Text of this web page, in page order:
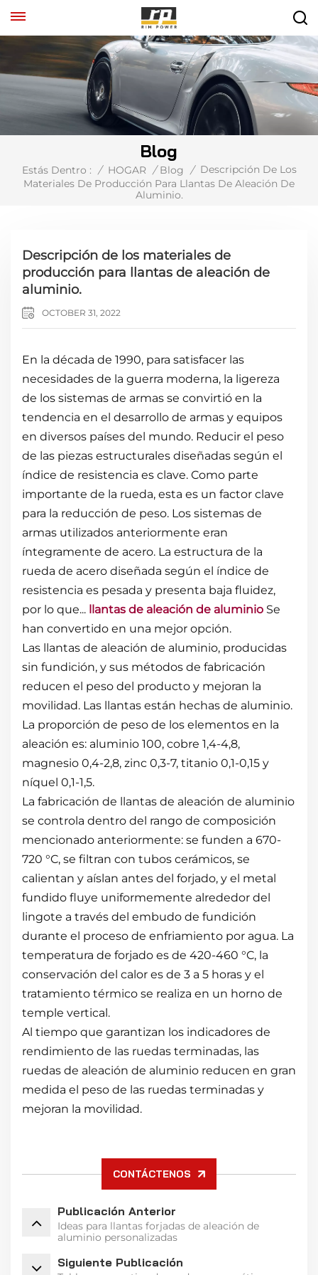
Blog
Estás Dentro : / HOGAR / Blog / Descripción De Los
Materiales De Producción Para Llantas De Aleación De
Aluminio.
Descripción de los materiales de
producción para llantas de aleación de
aluminio.
OCTOBER 31, 2022
En la década de 1990, para satisfacer las
necesidades de la guerra moderna, la ligereza
de los sistemas de armas se convirtió en la
tendencia en el desarrollo de armas y equipos
en diversos países del mundo. Reducir el peso
de las piezas estructurales diseñadas según el
índice de resistencia es clave. Como parte
importante de la rueda, esta es un factor clave
para la reducción de peso. Los sistemas de
armas utilizados anteriormente eran
íntegramente de acero. La estructura de la
rueda de acero diseñada según el índice de
resistencia es pesada y presenta baja fluidez,
por lo que... llantas de aleación de aluminio Se
han convertido en una mejor opción.
Las llantas de aleación de aluminio, producidas
sin fundición, y sus métodos de fabricación
reducen el peso del producto y mejoran la
movilidad. Las llantas están hechas de aluminio.
La proporción de peso de los elementos en la
aleación es: aluminio 100, cobre 1,4-4,8,
magnesio 0,4-2,8, zinc 0,3-7, titanio 0,1-0,15 y
níquel 0,1-1,5.
La fabricación de llantas de aleación de aluminio
se controla dentro del rango de composición
mencionado anteriormente: se funden a 670-
720 °C, se filtran con tubos cerámicos, se
calientan y aíslan antes del forjado, y el metal
fundido fluye uniformemente alrededor del
lingote a través del embudo de fundición
durante el proceso de enfriamiento por agua. La
temperatura de forjado es de 420-460 °C, la
conservación del calor es de 3 a 5 horas y el
tratamiento térmico se realiza en un horno de
temple vertical.
Al tiempo que garantizan los indicadores de
rendimiento de las ruedas terminadas, las
ruedas de aleación de aluminio reducen en gran
medida el peso de las ruedas terminadas y
mejoran la movilidad.
CONTÁCTENOS
Publicación Anterior
Ideas para llantas forjadas de aleación de
aluminio personalizadas
Siguiente Publicación